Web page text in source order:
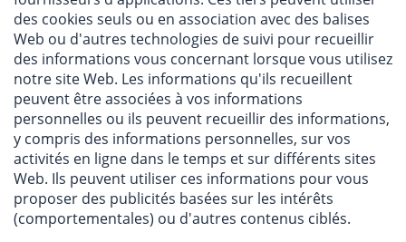
des cookies seuls ou en association avec des balises
Web ou d'autres technologies de suivi pour recueillir
des informations vous concernant lorsque vous utilisez
notre site Web. Les informations qu'ils recueillent
peuvent être associées à vos informations
personnelles ou ils peuvent recueillir des informations,
y compris des informations personnelles, sur vos
activités en ligne dans le temps et sur différents sites
Web. Ils peuvent utiliser ces informations pour vous
proposer des publicités basées sur les intérêts
(comportementales) ou d'autres contenus ciblés.